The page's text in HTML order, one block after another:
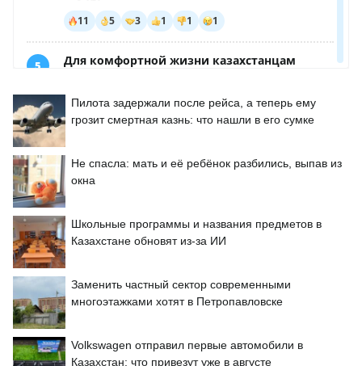
Пилота задержали после рейса, а теперь ему
грозит смертная казнь: что нашли в его сумке
Не спасла: мать и её ребёнок разбились, выпав из
окна
Школьные программы и названия предметов в
Казахстане обновят из-за ИИ
Заменить частный сектор современными
многоэтажками хотят в Петропавловске
Volkswagen отправил первые автомобили в
Казахстан: что привезут уже в августе